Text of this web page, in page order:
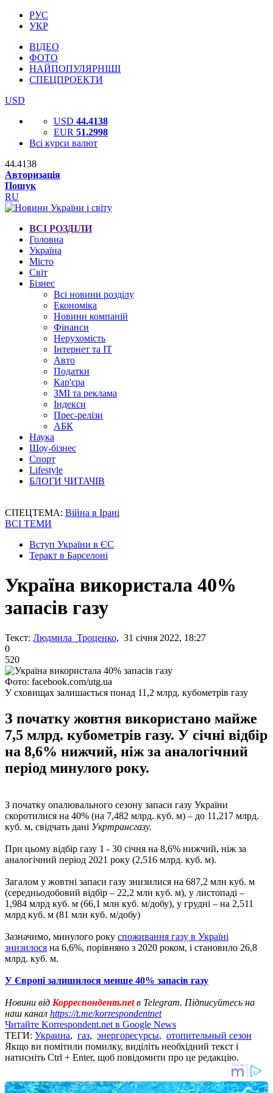
РУС
УКР
ВІДЕО
ФОТО
НАЙПОПУЛЯРНІШІ
СПЕЦПРОЕКТИ
USD
USD 44.4138
EUR 51.2998
Всі курси валют
44.4138
Авторизація
Пошук
RU
ВСІ РОЗДІЛИ
Головна
Україна
Місто
Світ
Бізнес
Всі новини розділу
Економіка
Новини компаній
Фінанси
Нерухомість
Інтернет та IT
Авто
Податки
Кар'єра
ЗМІ та реклама
Індекси
Прес-релізи
АБК
Наука
Шоу-бізнес
Спорт
Lifestyle
БЛОГИ ЧИТАЧІВ
СПЕЦТЕМА: Війна в Ірані
ВСІ ТЕМИ
Вступ України в ЄС
Теракт в Барселоні
Україна використала 40%
запасів газу
Текст: Людмила Троценко, 31 січня 2022, 18:27
0
520
Фото: facebook.com/utg.ua
У сховищах залишається понад 11,2 млрд. кубометрів газу
З початку жовтня використано майже
7,5 млрд. кубометрів газу. У січні відбір
на 8,6% нижчий, ніж за аналогічний
період минулого року.
З початку опалювального сезону запаси газу України
скоротилися на 40% (на 7,482 млрд. куб. м) – до 11,217 млрд.
куб. м, свідчать дані Укртрансгазу.
При цьому відбір газу 1 - 30 січня на 8,6% нижчий, ніж за
аналогічний період 2021 року (2,516 млрд. куб. м).
Загалом у жовтні запаси газу знизилися на 687,2 млн куб. м
(середньодобовий відбір – 22,2 млн куб. м), у листопаді –
1,984 млрд куб. м (66,1 млн куб. м/добу), у грудні – на 2,511
млрд куб. м (81 млн куб. м/добу)
Зазначимо, минулого року споживання газу в Україні
знизилося на 6,6%, порівняно з 2020 роком, і становило 26,8
млрд. куб. м.
У Європі залишилося менше 40% запасів газу
Новини від Корреспондент.netв Telegram. Підписуйтесь на
наш канал https://t.me/korrespondentnet
Читайте Korrespondent.net в Google News
ТЕГИ: Украина, газ, энергоресурсы, отопительный сезон
Якщо ви помітили помилку, виділіть необхідний текст і
натисніть Ctrl + Enter, щоб повідомити про це редакцію.